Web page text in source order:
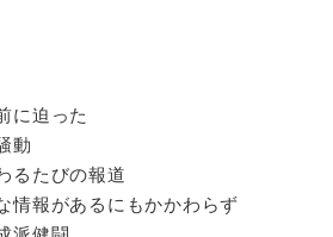
に迫った
動
るたびの報道
情報があるにもかかわらず